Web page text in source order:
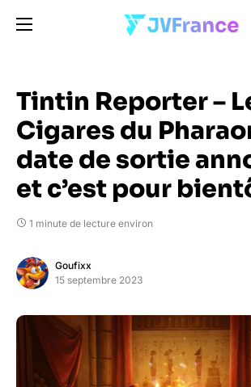
Tintin Reporter –
Cigares du
date de sortie
et c’est pour
1 minute de lecture environ
Goufixx
15 septembre 2023